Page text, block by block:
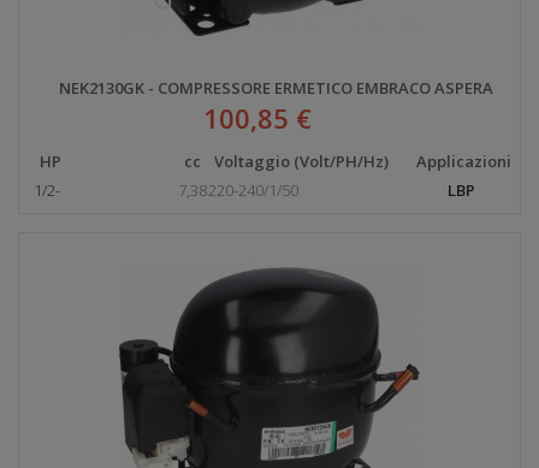
NEK2130GK - COMPRESSORE ERMETICO EMBRACO ASPERA
100,85 €
HP cc Voltaggio (Volt/PH/Hz)
Applicazioni
1/2-
7,38220-240/1/50 LBP